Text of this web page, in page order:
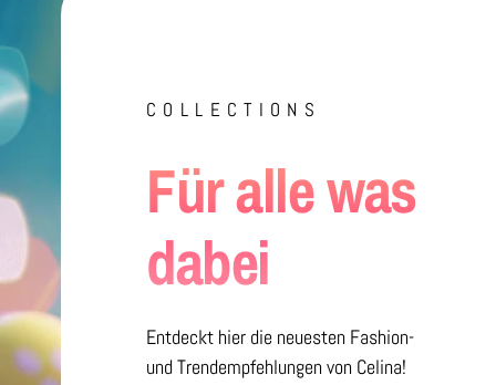
COLLECTIONS
Für alle was
dabei
Entdeckt hier die neuesten Fashion-
und Trendempfehlungen von Celina!